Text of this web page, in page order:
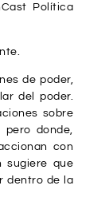
Política
de poder,
del poder.
sobre
pero donde,
con
sugiere que
dentro de la